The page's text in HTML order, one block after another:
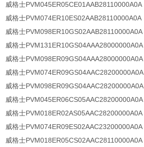
威格士PVM045ER05CE01AAB28110000A0A
威格士PVM074ER10ES02AAB28110000A0A
威格士PVM098ER10GS02AAB28110000A0A
威格士PVM131ER10GS04AAA28000000A0A
威格士PVM098ER09GS04AAA28000000A0A
威格士PVM074ER09GS04AAC28200000A0A
威格士PVM098ER09GS04AAC28200000A0A
威格士PVM045ER06CS05AAC28200000A0A
威格士PVM018ER02AS05AAC28200000A0A
威格士PVM074ER09ES02AAC23200000A0A
威格士PVM018ER05CS02AAC28110000A0A